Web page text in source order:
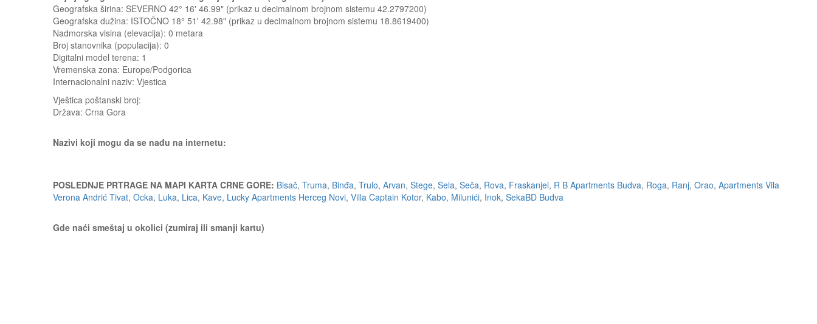
Geografska širina: SEVERNO 42° 16' 46.99" (prikaz u decimalnom brojnom sistemu 42.2797200)
Geografska dužina: ISTOČNO 18° 51' 42.98" (prikaz u decimalnom brojnom sistemu 18.8619400)
Nadmorska visina (elevacija): 0 metara
Broj stanovnika (populacija): 0
Digitalni model terena: 1
Vremenska zona: Europe/Podgorica
Internacionalni naziv: Vjestica
Vještica poštanski broj:
Država: Crna Gora
Nazivi koji mogu da se nađu na internetu:
POSLEDNJE PRTRAGE NA MAPI KARTA CRNE GORE: Bisač, Truma, Binđa, Trulo, Arvan, Stege, Sela, Seča, Rova, Fraskanjel, R B Apartments Budva, Roga, Ranj, Orao, Apartments Vila
Verona Andrić Tivat, Ocka, Luka, Lica, Kave, Lucky Apartments Herceg Novi, Villa Captain Kotor, Kabo, Milunići, Inok, SekaBD Budva
Gde naći smeštaj u okolici (zumiraj ili smanji kartu)